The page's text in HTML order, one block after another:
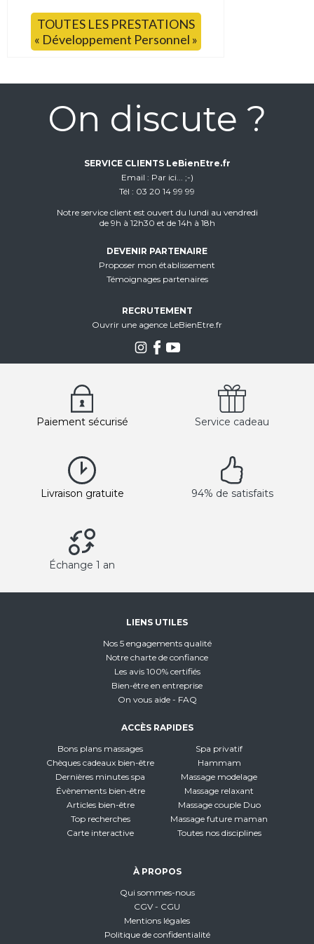
TOUTES LES PRESTATIONS
« Développement Personnel »
On discute ?
SERVICE CLIENTS LeBienEtre.fr
Email
Par ici... ;-)
Tél
03 20 14 99 99
Notre service client est ouvert du lundi au vendredi
de 9h à 12h30 et de 14h à 18h
DEVENIR PARTENAIRE
Proposer mon établissement
Témoignages partenaires
RECRUTEMENT
Ouvrir une agence LeBienEtre.fr
Paiement sécurisé Service cadeau
Livraison gratuite 94% de satisfaits
Échange 1 an
LIENS UTILES
Nos 5 engagements qualité
Notre charte de confiance
Les avis 100% certifiés
Bien-être en entreprise
On vous aide - FAQ
ACCÈS RAPIDES
Bons plans massages
Chèques cadeaux bien-être
Dernières minutes spa
Évènements bien-être
Articles bien-être
Top recherches
Carte interactive
Spa privatif
Hammam
Massage modelage
Massage relaxant
Massage couple Duo
Massage future maman
Toutes nos disciplines
À PROPOS
Qui sommes-nous
CGV - CGU
Mentions légales
Politique de confidentialité